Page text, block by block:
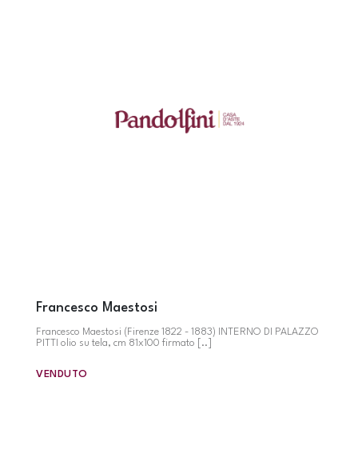
Francesco Maestosi
Francesco Maestosi (Firenze 1822 - 1883) INTERNO DI PALAZZO
PITTI olio su tela, cm 81x100 firmato [..]
VENDUTO